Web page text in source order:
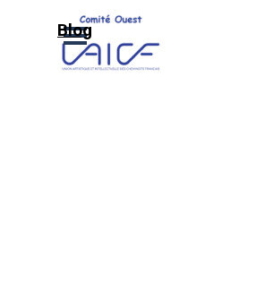
Sauter le menu
Blog